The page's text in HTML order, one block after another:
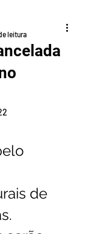
leitura
de